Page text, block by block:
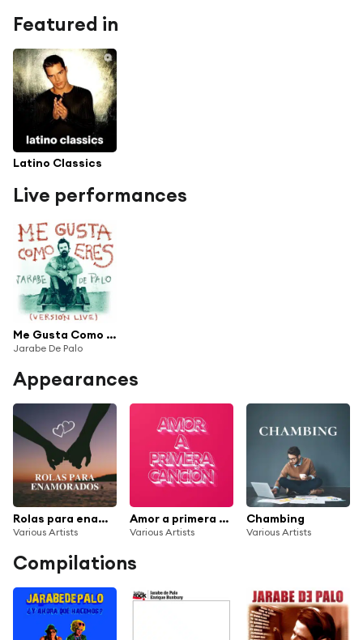
Featured in
Latino Classics
Live performances
Me Gusta Como Eres (Live)
Jarabe De Palo
Appearances
Rolas para enamorados
Various Artists
Amor a primera canción
Various Artists
Chambing
Various Artists
Compilations